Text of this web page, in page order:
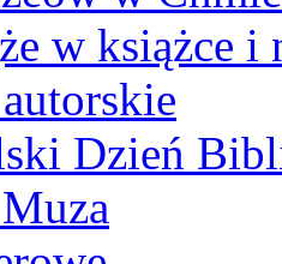
w książce i
Dzień